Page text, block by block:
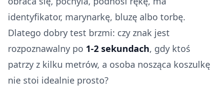
identyfikator, marynarkę, bluzę albo torbę.
Dlatego dobry test brzmi: czy znak jest
rozpoznawalny po 1-2 sekundach, gdy ktoś
patrzy z kilku metrów, a osoba nosząca koszulkę
nie stoi idealnie prosto?